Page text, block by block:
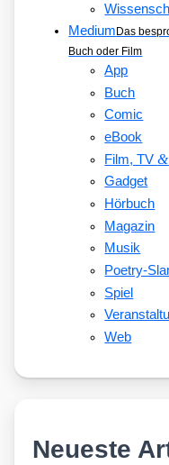
Medium Das
Buch oder Film
App
Buch
Comic
eBook
Film, TV&
Gadget
Hörbuch
Magazin
Musik
Poetry-
Spiel
Web
Neueste